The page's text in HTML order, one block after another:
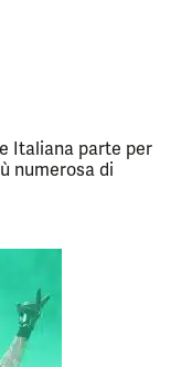
Italiana parte per
numerosa di